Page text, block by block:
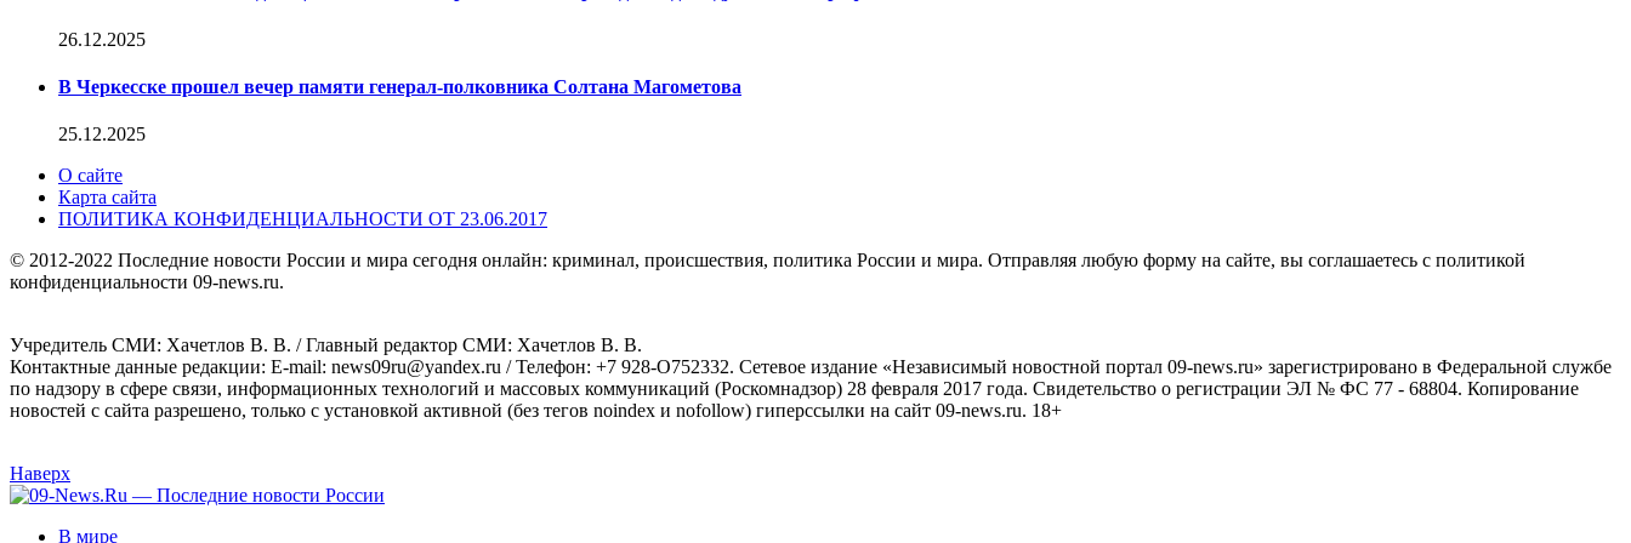
26.12.2025
В Черкесске прошел вечер памяти генерал-полковника Солтана Магометова
25.12.2025
О сайте
Карта сайта
ПОЛИТИКА КОНФИДЕНЦИАЛЬНОСТИ ОТ 23.06.2017
© 2012-2022 Последние новости России и мира сегодня онлайн: криминал, происшествия, политика России и мира. Отправляя любую форму на сайте, вы соглашаетесь с политикой
конфиденциальности 09-news.ru.
Учредитель СМИ: Хaчeтлoв B. B. / Главный редактор СМИ: Хaчeтлoв B. B.
Контактные данные редакции: E-mail: news09ru@yandex.ru / Телефон: +7 928-O752332. Сетевое издание «Независимый новостной портал 09-news.ru» зарегистрировано в Федеральной службе
по надзору в сфере связи, информационных технологий и массовых коммуникаций (Роскомнадзор) 28 февраля 2017 года. Свидетельство о регистрации ЭЛ № ФС 77 - 68804. Копирование
новостей с сайта разрешено, только с установкой активной (без тегов noindex и nofollow) гиперссылки на сайт 09-news.ru. 18+
Наверх
В мире